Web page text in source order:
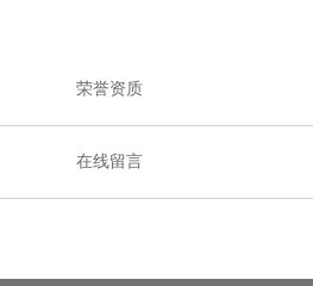
荣誉资质
在线留言